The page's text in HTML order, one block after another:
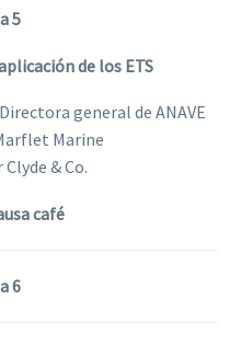
5
de los ETS
general de ANAVE
Marine
& Co.
café
6